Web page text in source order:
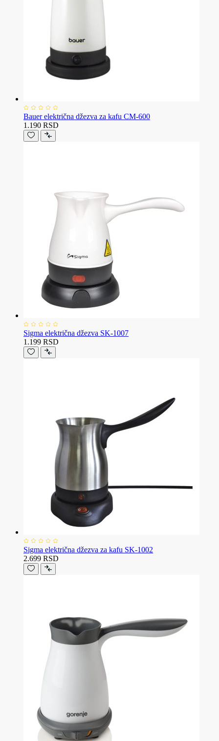
Bauer električna džezva za kafu CM-600
1.190 RSD
Sigma električna džezva SK-1007
1.199 RSD
Sigma električna džezva za kafu SK-1002
2.699 RSD